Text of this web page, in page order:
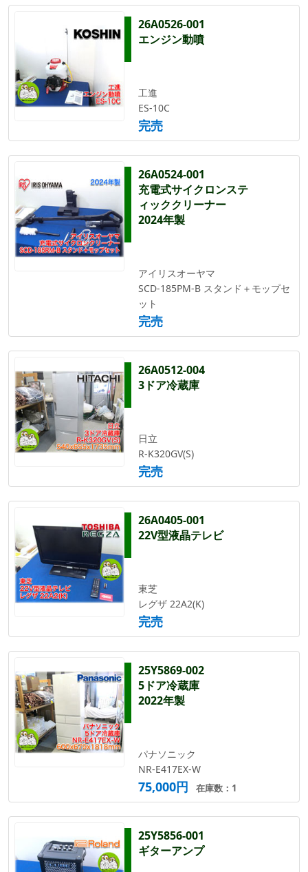
26A0526-001
エンジン動噴
工進
ES-10C
完売
26A0524-001
充電式サイクロンステ
ィッククリーナー
2024年製
アイリスオーヤマ
SCD-185PM-B スタンド＋モップセ
ット
完売
26A0512-004
3ドア冷蔵庫
日立
R-K320GV(S)
完売
26A0405-001
22V型液晶テレビ
東芝
レグザ 22A2(K)
完売
25Y5869-002
5ドア冷蔵庫
2022年製
パナソニック
NR-E417EX-W
75,000円 在庫数：1
25Y5856-001
ギターアンプ